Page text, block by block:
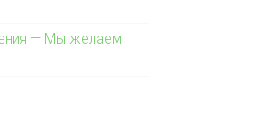
— Мы желаем